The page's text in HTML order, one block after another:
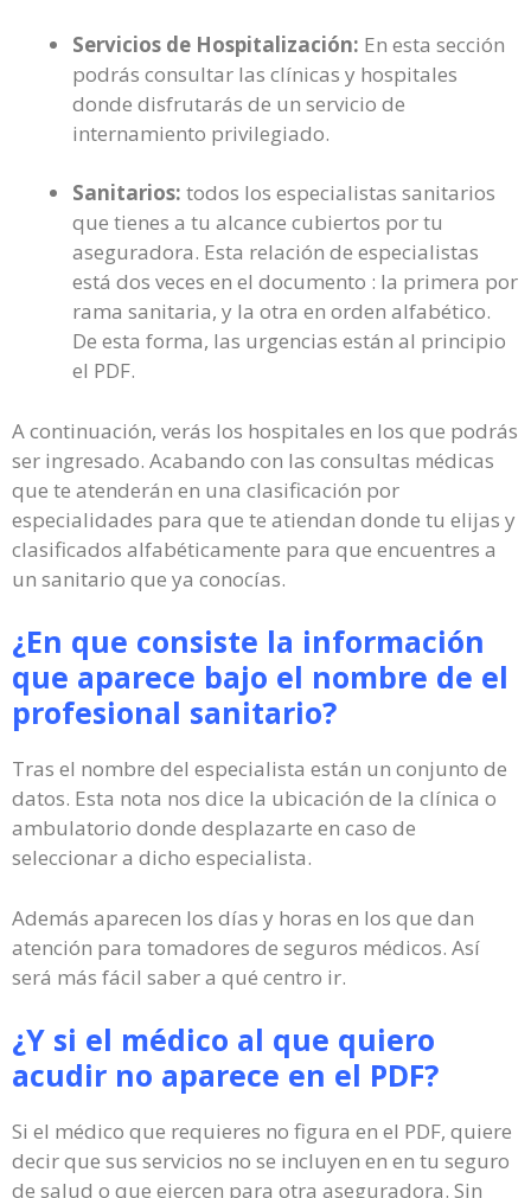
Servicios de Hospitalización: En esta sección
podrás consultar las clínicas y hospitales
donde disfrutarás de un servicio de
internamiento privilegiado.
Sanitarios: todos los especialistas sanitarios
que tienes a tu alcance cubiertos por tu
aseguradora. Esta relación de especialistas
está dos veces en el documento : la primera por
rama sanitaria, y la otra en orden alfabético.
De esta forma, las urgencias están al principio
el PDF.
A continuación, verás los hospitales en los que podrás
ser ingresado. Acabando con las consultas médicas
que te atenderán en una clasificación por
especialidades para que te atiendan donde tu elijas y
clasificados alfabéticamente para que encuentres a
un sanitario que ya conocías.
¿En que consiste la información
que aparece bajo el nombre de el
profesional sanitario?
Tras el nombre del especialista están un conjunto de
datos. Esta nota nos dice la ubicación de la clínica o
ambulatorio donde desplazarte en caso de
seleccionar a dicho especialista.
Además aparecen los días y horas en los que dan
atención para tomadores de seguros médicos. Así
será más fácil saber a qué centro ir.
¿Y si el médico al que quiero
acudir no aparece en el PDF?
Si el médico que requieres no figura en el PDF, quiere
decir que sus servicios no se incluyen en en tu seguro
de salud o que ejercen para otra aseguradora. Sin